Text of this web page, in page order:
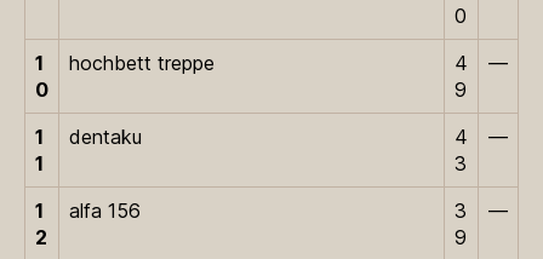
0
1
0
hochbett treppe
4
9
—
1
1
dentaku
4
3
—
1
2
alfa 156
3
9
—